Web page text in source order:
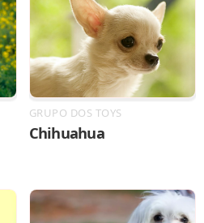
GRUPO DOS TOYS
Chihuahua